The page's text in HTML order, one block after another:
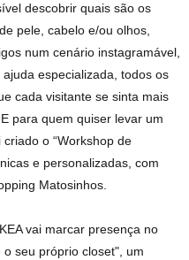
descobrir quais são os
pele, cabelo e/ou olhos,
num cenário instagramável,
especializada, todos os
cada visitante se sinta mais
para quem quiser levar um
o “Workshop de
e personalizadas, com
Matosinhos.
vai marcar presença no
seu próprio closet", um